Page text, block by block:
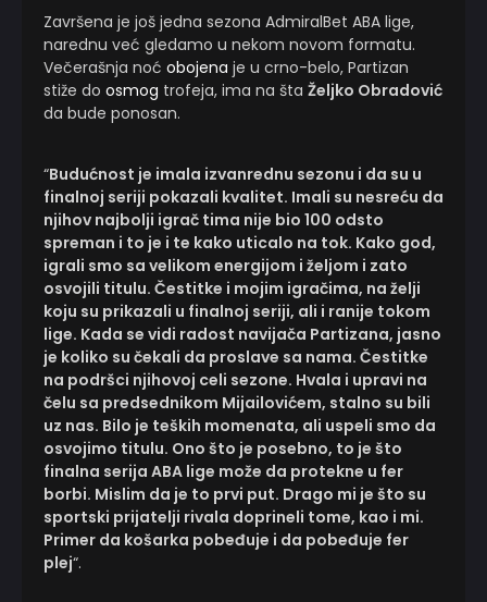
Završena je još jedna sezona AdmiralBet ABA lige,
narednu već gledamo u nekom novom formatu.
Večerašnja noć obojena je u crno-belo, Partizan
stiže do osmog trofeja, ima na šta Željko Obradović
da bude ponosan.
“Budućnost je imala izvanrednu sezonu i da su u
finalnoj seriji pokazali kvalitet. Imali su nesreću da
njihov najbolji igrač tima nije bio 100 odsto
spreman i to je i te kako uticalo na tok. Kako god,
igrali smo sa velikom energijom i željom i zato
osvojili titulu. Čestitke i mojim igračima, na želji
koju su prikazali u finalnoj seriji, ali i ranije tokom
lige. Kada se vidi radost navijača Partizana, jasno
je koliko su čekali da proslave sa nama. Čestitke
na podršci njihovoj celi sezone. Hvala i upravi na
čelu sa predsednikom Mijailovićem, stalno su bili
uz nas. Bilo je teških momenata, ali uspeli smo da
osvojimo titulu. Ono što je posebno, to je što
finalna serija ABA lige može da protekne u fer
borbi. Mislim da je to prvi put. Drago mi je što su
sportski prijatelji rivala doprineli tome, kao i mi.
Primer da košarka pobeđuje i da pobeđuje fer
plej“.